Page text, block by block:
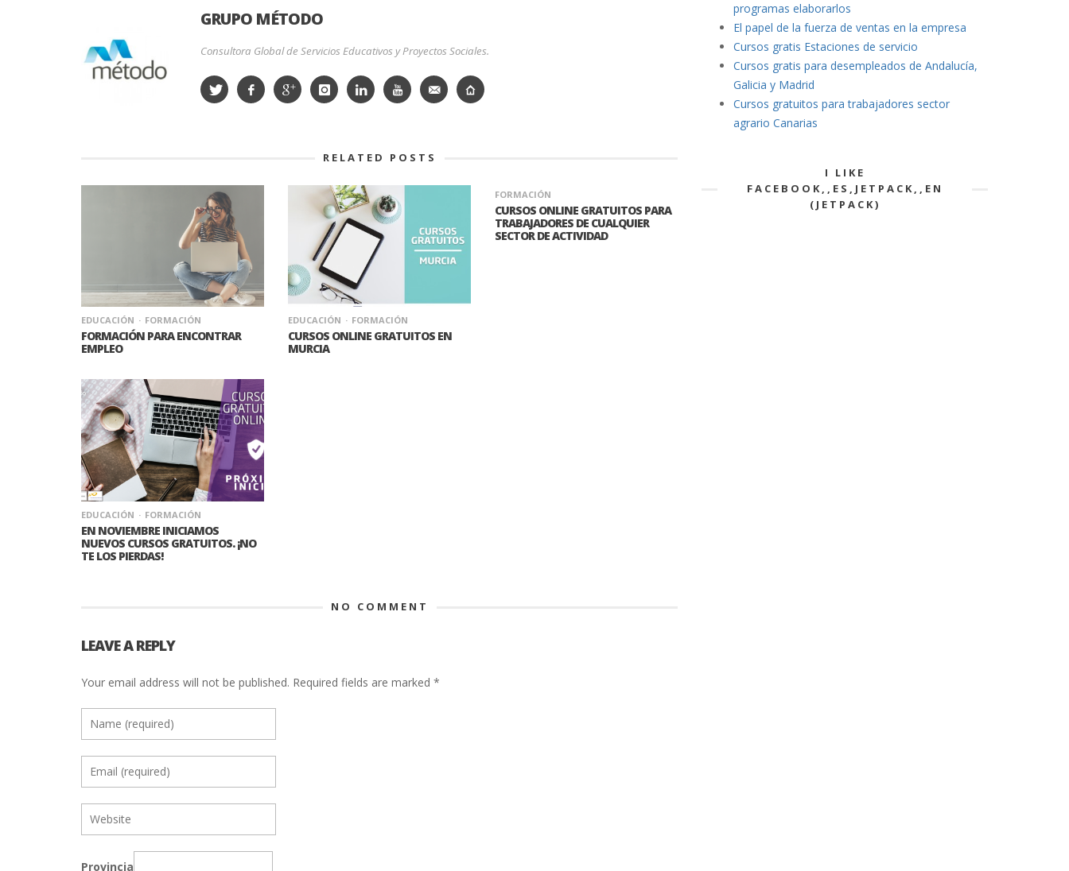
GRUPO MÉTODO
Consultora Global de Servicios Educativos y Proyectos Sociales.
RELATED POSTS
EDUCACIÓN FORMACIÓN
FORMACIÓN PARA ENCONTRAR
EMPLEO
EDUCACIÓN FORMACIÓN
CURSOS ONLINE GRATUITOS EN
MURCIA
FORMACIÓN
CURSOS ONLINE GRATUITOS PARA
TRABAJADORES DE CUALQUIER
SECTOR DE ACTIVIDAD
EDUCACIÓN FORMACIÓN
EN NOVIEMBRE INICIAMOS
NUEVOS CURSOS GRATUITOS. ¡NO
TE LOS PIERDAS!
NO COMMENT
LEAVE A REPLY
Your email address will not be published. Required fields are marked *
Provincia
programas elaborarlos
El papel de la fuerza de ventas en la empresa
Cursos gratis Estaciones de servicio
Cursos gratis para desempleados de Andalucía,
Galicia y Madrid
Cursos gratuitos para trabajadores sector
agrario Canarias
I LIKE
FACEBOOK,,ES,JETPACK,,EN
(JETPACK)